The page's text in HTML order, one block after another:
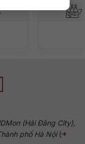
(Hải Đăng City),
phố Hà Nội(